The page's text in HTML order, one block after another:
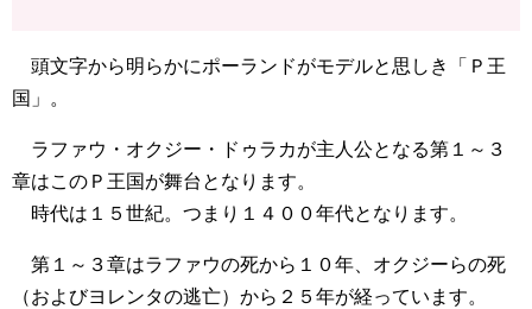
頭文字から明らかにポーランドがモデルと思しき「Ｐ王
国」。
ラファウ・オクジー・ドゥラカが主人公となる第１～３
章はこのＰ王国が舞台となります。
時代は１５世紀。つまり１４００年代となります。
第１～３章はラファウの死から１０年、オクジーらの死
（およびヨレンタの逃亡）から２５年が経っています。